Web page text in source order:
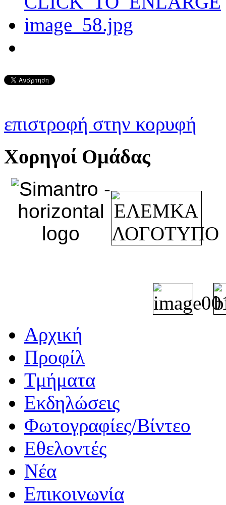
επιστροφή στην κορυφή
Χορηγοί Ομάδας
Αρχική
Προφίλ
Τμήματα
Εκδηλώσεις
Φωτογραφίες/Βίντεο
Εθελοντές
Νέα
Επικοινωνία